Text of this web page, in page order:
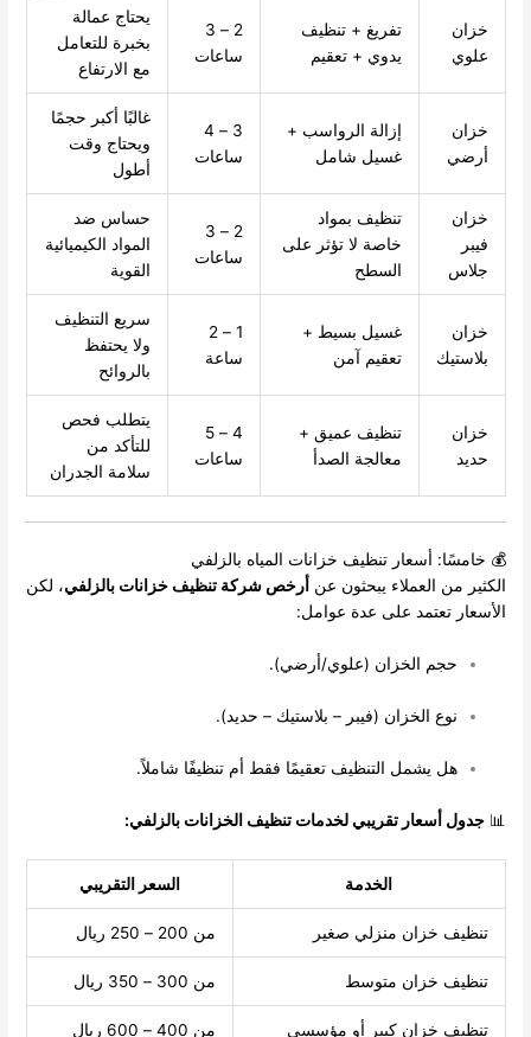
خزان
علوي
تفريغ + تنظيف
يدوي + تعقيم
2 – 3
ساعات
يحتاج عمالة
بخبرة للتعامل
مع الارتفاع
خزان
أرضي
إزالة الرواسب +
غسيل شامل
3 – 4
ساعات
غالبًا أكبر حجمًا
ويحتاج وقت
أطول
خزان
فيبر
جلاس
تنظيف بمواد
خاصة لا تؤثر على
السطح
2 – 3
ساعات
حساس ضد
المواد الكيميائية
القوية
خزان
بلاستيك
غسيل بسيط +
تعقيم آمن
1 – 2
ساعة
سريع التنظيف
ولا يحتفظ
بالروائح
خزان
حديد
تنظيف عميق +
معالجة الصدأ
4 – 5
ساعات
يتطلب فحص
للتأكد من
سلامة الجدران
💰 خامسًا: أسعار تنظيف خزانات المياه بالزلفي
الكثير من العملاء يبحثون عن أرخص شركة تنظيف خزانات بالزلفي، لكن
الأسعار تعتمد على عدة عوامل:
حجم الخزان (علوي/أرضي).
نوع الخزان (فيبر – بلاستيك – حديد).
هل يشمل التنظيف تعقيمًا فقط أم تنظيفًا شاملاً.
📊جدول أسعار تقريبي لخدمات تنظيف الخزانات بالزلفي:
الخدمة السعر التقريبي
تنظيف خزان منزلي صغير من 200 – 250 ريال
تنظيف خزان متوسط من 300 – 350 ريال
تنظيف خزان كبير أو مؤسسي من 400 – 600 ريال